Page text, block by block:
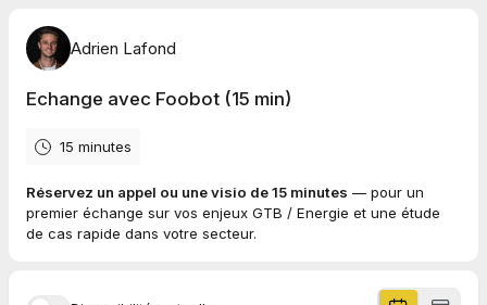
Adrien Lafond
Echange avec Foobot (15 min)
15 minutes
Réservez un appel ou une visio de 15 minutes — pour un
premier échange sur vos enjeux GTB / Energie et une étude
de cas rapide dans votre secteur.